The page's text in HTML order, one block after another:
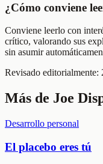
¿Cómo conviene
Conviene leerlo con
crítico, valorando sus
sin asumir
Revisado editorialmente:
Más de Joe
Desarrollo personal
El placebo eres tú